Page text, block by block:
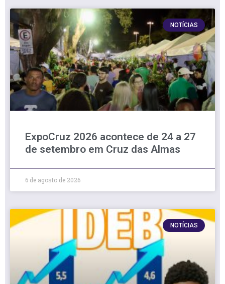
NOTÍCIAS
ExpoCruz 2026 acontece de 24 a 27
de setembro em Cruz das Almas
6 de agosto de 2026
NOTÍCIAS